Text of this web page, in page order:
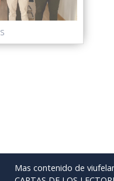
Mas contenido de